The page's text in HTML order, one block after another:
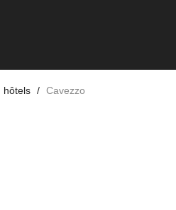
hôtels Cavezzo